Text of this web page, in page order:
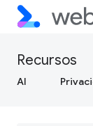
Recursos
AI